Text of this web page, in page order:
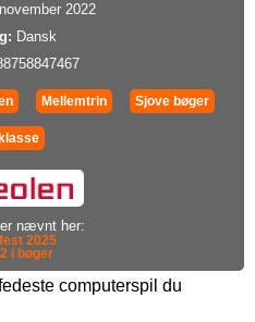
2022
Dansk
Mellemtrin Sjove bøger
nævnt her:
2025
i bøger
computerspil du